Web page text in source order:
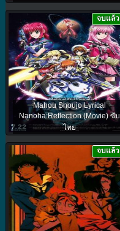
Mahou Shoujo Lyrical
Nanoha:Reflection (Movie) ซับ
ไทย
จบแล้ว
จบแล้ว